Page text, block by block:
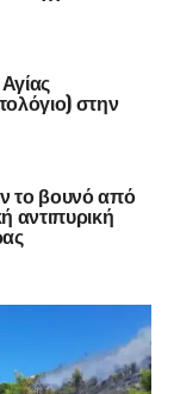
στην
το βουνό από
αντιπυρική